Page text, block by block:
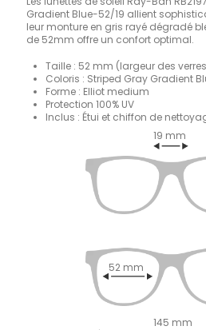
Gradient Blue-52/19 allient
leur monture en gris rayé dégradé
de 52mm offre un confort optimal.
Taille : 52 mm (largeur des
Coloris : Striped Gray Gradient
Forme : Elliot medium
Protection 100% UV
Inclus : Étui et chiffon de
19 mm
52 mm
145 mm